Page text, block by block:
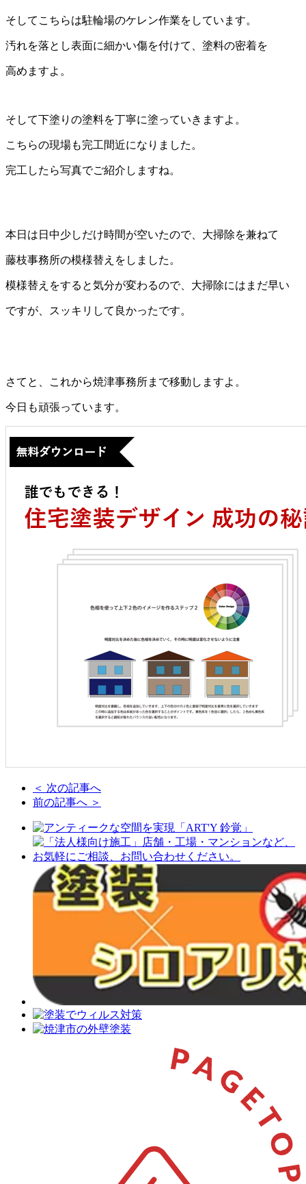
そしてこちらは駐輪場のケレン作業をしています。
汚れを落とし表面に細かい傷を付けて、塗料の密着を
高めますよ。
そして下塗りの塗料を丁寧に塗っていきますよ。
こちらの現場も完工間近になりました。
完工したら写真でご紹介しますね。
本日は日中少しだけ時間が空いたので、大掃除を兼ねて
藤枝事務所の模様替えをしました。
模様替えをすると気分が変わるので、大掃除にはまだ早い
ですが、スッキリして良かったです。
さてと、これから焼津事務所まで移動しますよ。
今日も頑張っています。
＜ 次の記事へ
前の記事へ ＞